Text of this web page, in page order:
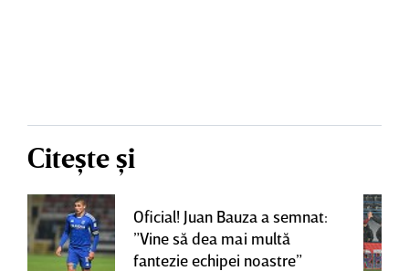
Citește și
Oficial! Juan Bauza a semnat:
”Vine să dea mai multă
fantezie echipei noastre”